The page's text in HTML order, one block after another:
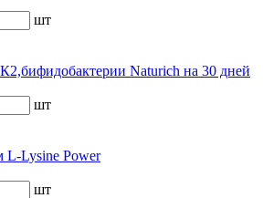
шт
Naturich на 30 дней
шт
L-Lysine Power
шт